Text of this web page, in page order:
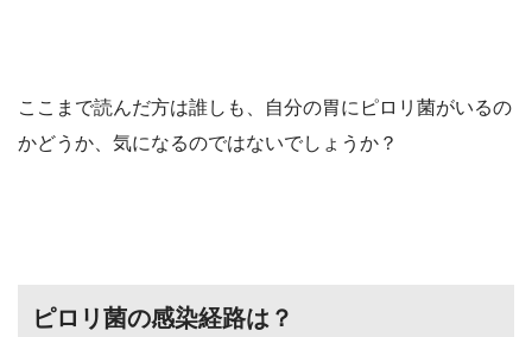
ここまで読んだ方は誰しも、自分の胃にピロリ菌がいるの
かどうか、気になるのではないでしょうか？
ピロリ菌の感染経路は？